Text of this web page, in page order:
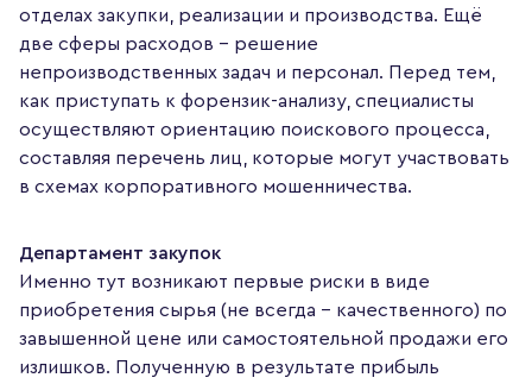
отделах закупки, реализации и производства. Ещё
две сферы расходов – решение
непроизводственных задач и персонал. Перед тем,
как приступать к форензик-анализу, специалисты
осуществляют ориентацию поискового процесса,
составляя перечень лиц, которые могут участвовать
в схемах корпоративного мошенничества.
Департамент закупок
Именно тут возникают первые риски в виде
приобретения сырья (не всегда – качественного) по
завышенной цене или самостоятельной продажи его
излишков. Полученную в результате прибыль